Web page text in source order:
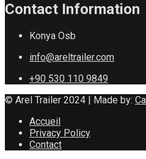
Contact Information
Konya Osb
info@areltrailer.com
+90 530 110 9849
© Arel Trailer 2024 | Made by:
Accueil
Privacy Policy
Contact